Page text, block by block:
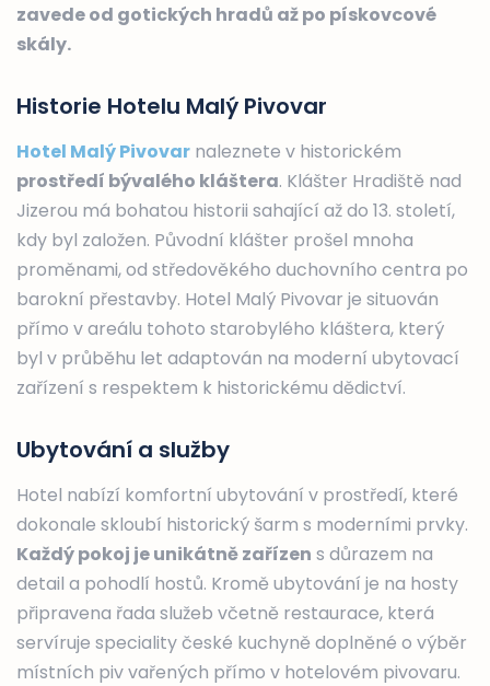
zavede od gotických hradů až po pískovcové
skály.
Historie Hotelu Malý Pivovar
Hotel Malý Pivovar naleznete v historickém
prostředí bývalého kláštera. Klášter Hradiště nad
Jizerou má bohatou historii sahající až do 13. století,
kdy byl založen. Původní klášter prošel mnoha
proměnami, od středověkého duchovního centra po
barokní přestavby. Hotel Malý Pivovar je situován
přímo v areálu tohoto starobylého kláštera, který
byl v průběhu let adaptován na moderní ubytovací
zařízení s respektem k historickému dědictví.
Ubytování a služby
Hotel nabízí komfortní ubytování v prostředí, které
dokonale skloubí historický šarm s moderními prvky.
Každý pokoj je unikátně zařízen s důrazem na
detail a pohodlí hostů. Kromě ubytování je na hosty
připravena řada služeb včetně restaurace, která
servíruje speciality české kuchyně doplněné o výběr
místních piv vařených přímo v hotelovém pivovaru.